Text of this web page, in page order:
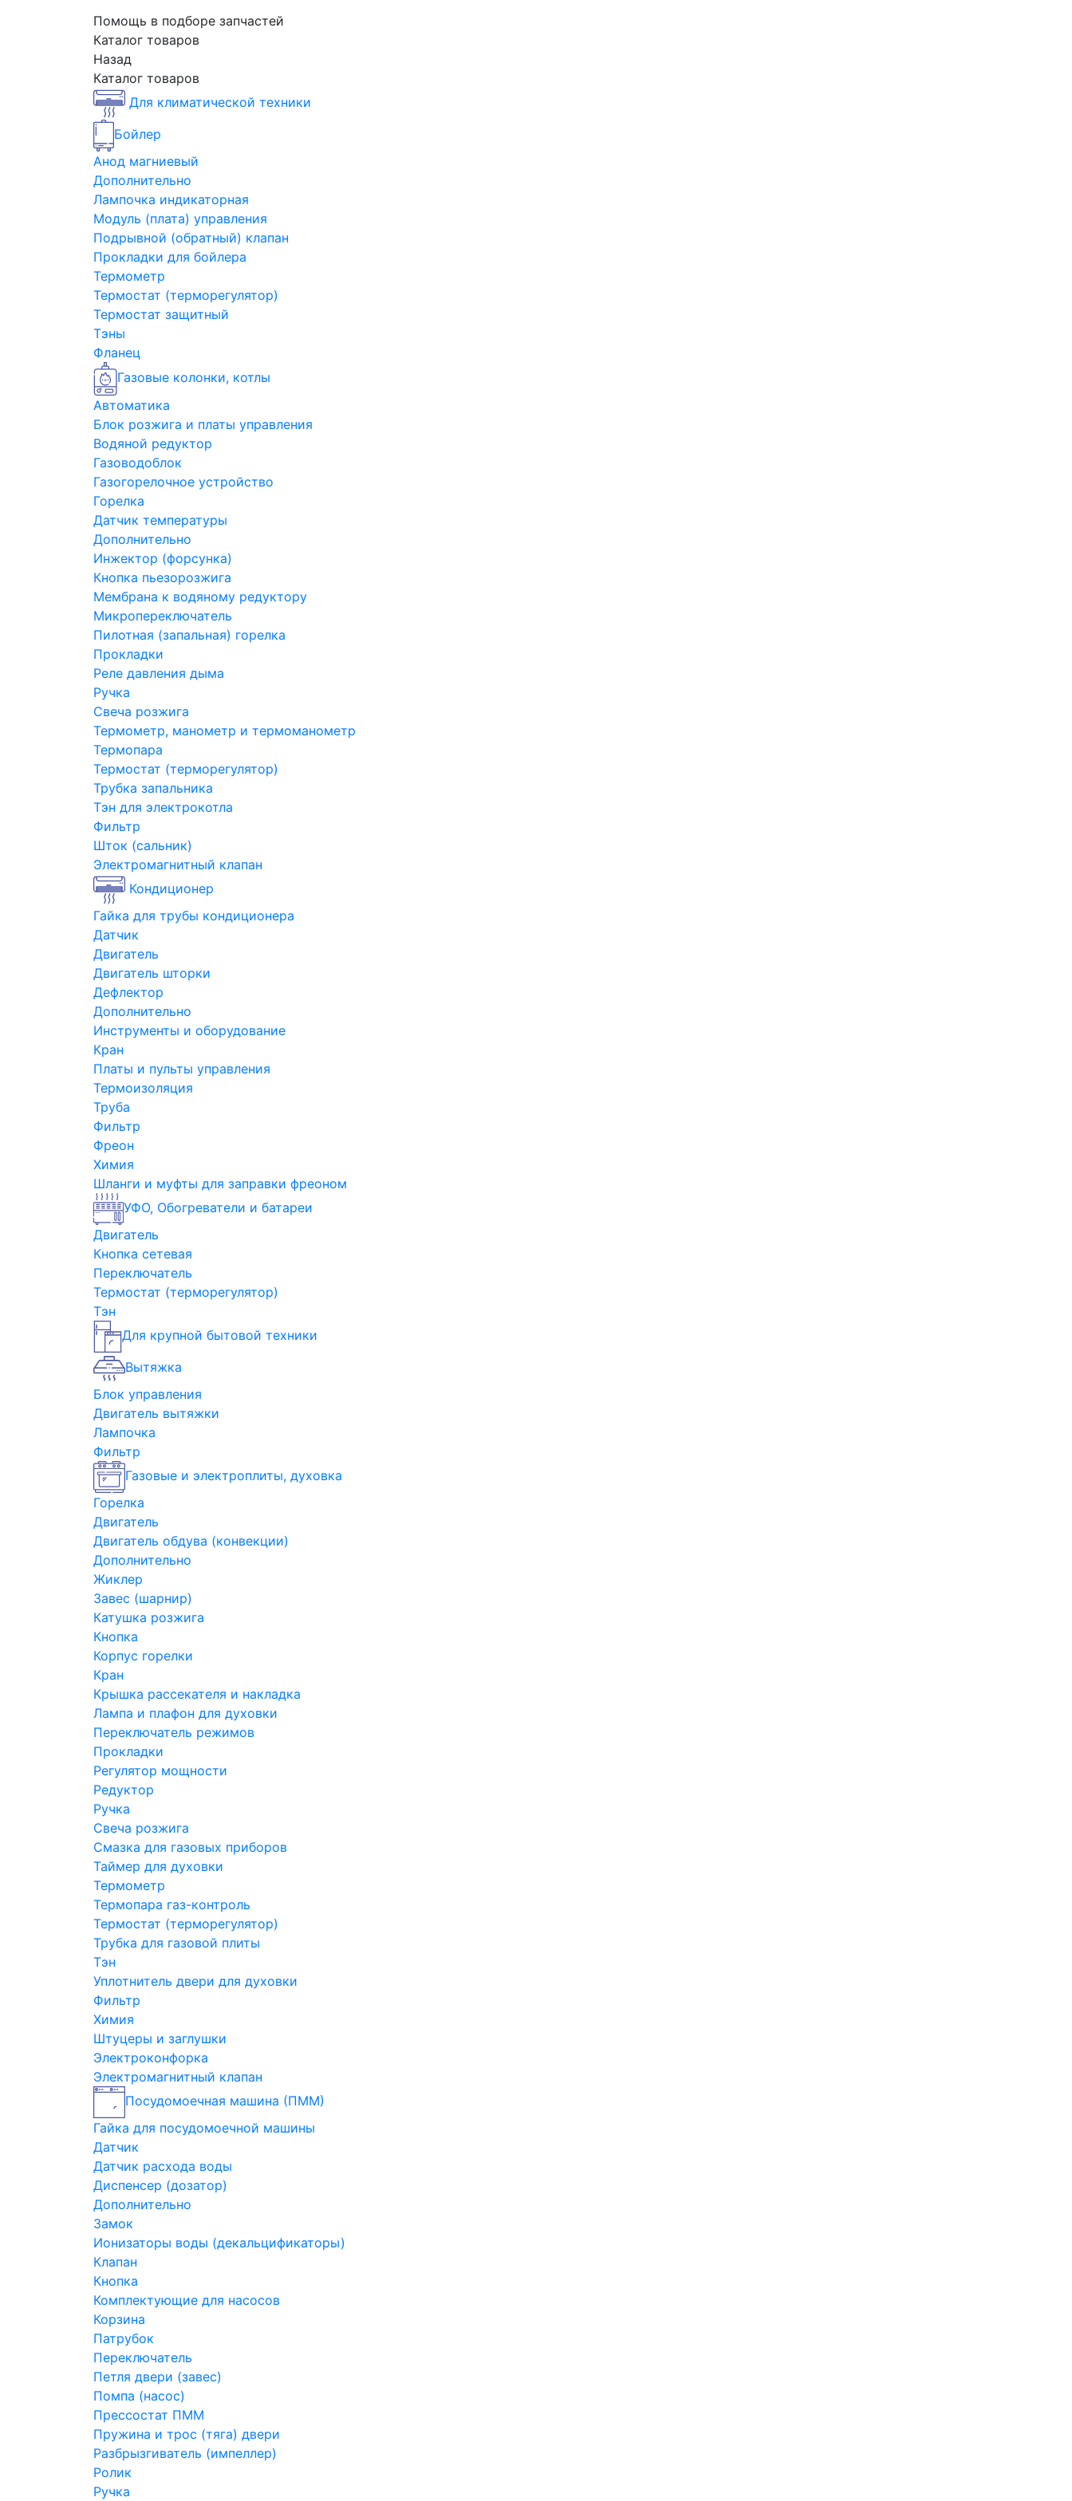
Помощь в подборе запчастей
Каталог товаров
Назад
Каталог товаров
Для климатической техники
Бойлер
Анод магниевый
Дополнительно
Лампочка индикаторная
Модуль (плата) управления
Подрывной (обратный) клапан
Прокладки для бойлера
Термометр
Термостат (терморегулятор)
Термостат защитный
Тэны
Фланец
Газовые колонки, котлы
Автоматика
Блок розжига и платы управления
Водяной редуктор
Газоводоблок
Газогорелочное устройство
Горелка
Датчик температуры
Дополнительно
Инжектор (форсунка)
Кнопка пьезорозжига
Мембрана к водяному редуктору
Микропереключатель
Пилотная (запальная) горелка
Прокладки
Реле давления дыма
Ручка
Свеча розжига
Термометр, манометр и термоманометр
Термопара
Термостат (терморегулятор)
Трубка запальника
Тэн для электрокотла
Фильтр
Шток (сальник)
Электромагнитный клапан
Кондиционер
Гайка для трубы кондиционера
Датчик
Двигатель
Двигатель шторки
Дефлектор
Дополнительно
Инструменты и оборудование
Кран
Платы и пульты управления
Термоизоляция
Труба
Фильтр
Фреон
Химия
Шланги и муфты для заправки фреоном
УФО, Обогреватели и батареи
Двигатель
Кнопка сетевая
Переключатель
Термостат (терморегулятор)
Тэн
Для крупной бытовой техники
Вытяжка
Блок управления
Двигатель вытяжки
Лампочка
Фильтр
Газовые и электроплиты, духовка
Горелка
Двигатель
Двигатель обдува (конвекции)
Дополнительно
Жиклер
Завес (шарнир)
Катушка розжига
Кнопка
Корпус горелки
Кран
Крышка рассекателя и накладка
Лампа и плафон для духовки
Переключатель режимов
Прокладки
Регулятор мощности
Редуктор
Ручка
Свеча розжига
Смазка для газовых приборов
Таймер для духовки
Термометр
Термопара газ-контроль
Термостат (терморегулятор)
Трубка для газовой плиты
Тэн
Уплотнитель двери для духовки
Фильтр
Химия
Штуцеры и заглушки
Электроконфорка
Электромагнитный клапан
Посудомоечная машина (ПММ)
Гайка для посудомоечной машины
Датчик
Датчик расхода воды
Диспенсер (дозатор)
Дополнительно
Замок
Ионизаторы воды (декальцификаторы)
Клапан
Кнопка
Комплектующие для насосов
Корзина
Патрубок
Переключатель
Петля двери (завес)
Помпа (насос)
Преcсостат ПММ
Пружина и трос (тяга) двери
Разбрызгиватель (импеллер)
Ролик
Ручка